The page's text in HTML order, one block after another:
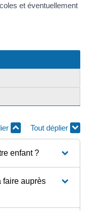
et éventuellement
Tout déplier
enfant ?
faire auprès